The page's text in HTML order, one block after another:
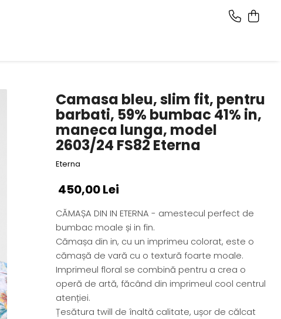
Camasa bleu, slim fit, pentru
barbati, 59% bumbac 41% in,
maneca lunga, model
2603/24 FS82 Eterna
Eterna
450,00 Lei
CĂMAȘA DIN IN ETERNA - amestecul perfect de
bumbac moale și in fin.
Cămașa din in, cu un imprimeu colorat, este o
cămașă de vară cu o textură foarte moale.
Imprimeul floral se combină pentru a crea o
operă de artă, făcând din imprimeul cool centrul
atenției.
Țesătura twill de înaltă calitate, ușor de călcat